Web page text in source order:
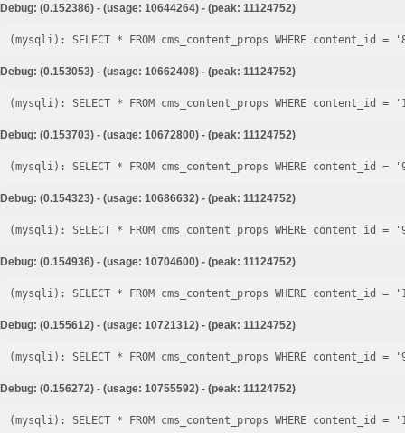
Debug: (0.152386) - (usage: 10644264) - (peak: 11124752)
Debug: (0.153053) - (usage: 10662408) - (peak: 11124752)
Debug: (0.153703) - (usage: 10672800) - (peak: 11124752)
Debug: (0.154323) - (usage: 10686632) - (peak: 11124752)
Debug: (0.154936) - (usage: 10704600) - (peak: 11124752)
Debug: (0.155612) - (usage: 10721312) - (peak: 11124752)
Debug: (0.156272) - (usage: 10755592) - (peak: 11124752)